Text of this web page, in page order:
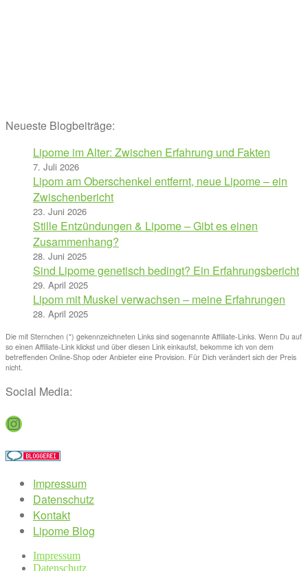
Neueste Blogbeiträge:
Lipome im Alter: Zwischen Erfahrung und Fakten
7. Juli 2026
Lipom am Oberschenkel entfernt, neue Lipome – ein
Zwischenbericht
23. Juni 2026
Stille Entzündungen & Lipome – Gibt es einen
Zusammenhang?
28. Juni 2025
Sind Lipome genetisch bedingt? Ein Erfahrungsbericht
29. April 2025
Lipom mit Muskel verwachsen – meine Erfahrungen
28. April 2025
Die mit Sternchen (*) gekennzeichneten Links sind sogenannte Affiliate-Links. Wenn Du auf
so einen Affiliate-Link klickst und über diesen Link einkaufst, bekomme ich von dem
betreffenden Online-Shop oder Anbieter eine Provision. Für Dich verändert sich der Preis
nicht.
Social Media:
Instagram
Impressum
Datenschutz
Kontakt
Lipome Blog
Impressum
Datenschutz